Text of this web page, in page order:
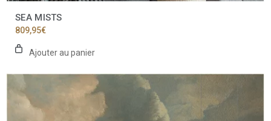
SEA MISTS
809,95€
Ajouter au panier